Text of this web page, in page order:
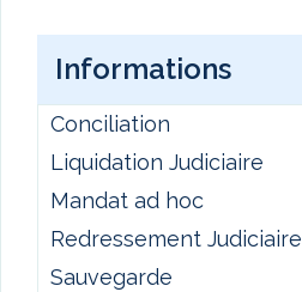
Informations
Conciliation
Liquidation Judiciaire
Mandat ad hoc
Redressement Judiciaire
Sauvegarde